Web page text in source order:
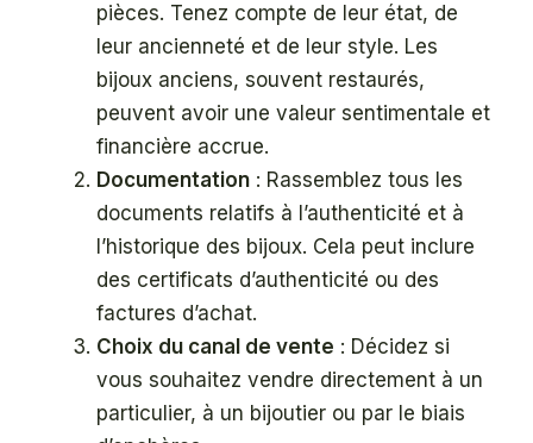
pièces. Tenez compte de leur état, de
leur ancienneté et de leur style. Les
bijoux anciens, souvent restaurés,
peuvent avoir une valeur sentimentale et
financière accrue.
Documentation : Rassemblez tous les
documents relatifs à l’authenticité et à
l’historique des bijoux. Cela peut inclure
des certificats d’authenticité ou des
factures d’achat.
Choix du canal de vente : Décidez si
vous souhaitez vendre directement à un
particulier, à un bijoutier ou par le biais